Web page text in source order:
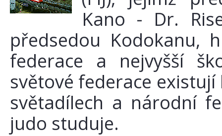
Kano - Dr.
předsedou Kodokanu,
federace a nejvyšší
světové federace
světadílech a národní
judo studuje.